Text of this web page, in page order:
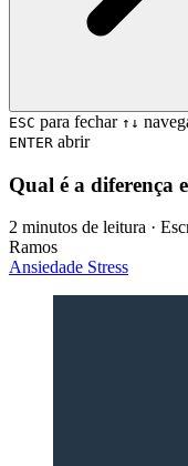
ESC para fechar ↑↓
ENTER abrir
Qual é a diferença
2 minutos de leitura ·
Ramos
Ansiedade Stress